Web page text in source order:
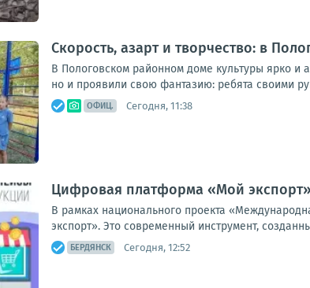
Скорость, азарт и творчество: в
В Пологовском районном доме культуры ярко и
но и проявили свою фантазию: ребята своими
ОФИЦ. Сегодня, 11:38
Цифровая платформа «Мой
В рамках национального проекта
экспорт». Это современный инструмент,
БЕРДЯНСК Сегодня, 12:52